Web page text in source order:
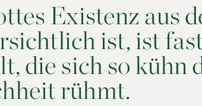
Existenz aus
ist, ist
die sich so kühn
rühmt.